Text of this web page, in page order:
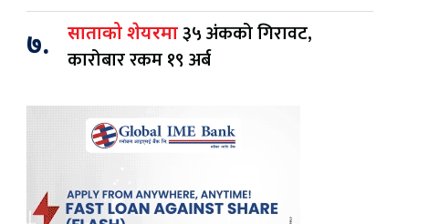
७. साताको शेयरमा३५ अंकको गिरावट,
कारोबार रकम १९ अर्ब